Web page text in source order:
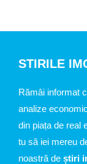
STIRILE
Rămâi informat
analize
din piața de real
tu să iei mereu
noastră de știri